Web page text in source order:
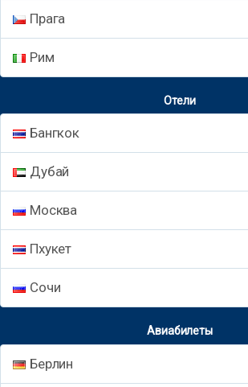
Прага
Рим
Отели
Бангкок
Дубай
Москва
Пхукет
Сочи
Авиабилеты
Берлин